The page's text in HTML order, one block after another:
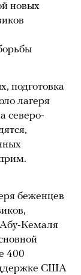
новых
подготовка
лагеря
северо-
беженцев
Кемаля
400
США